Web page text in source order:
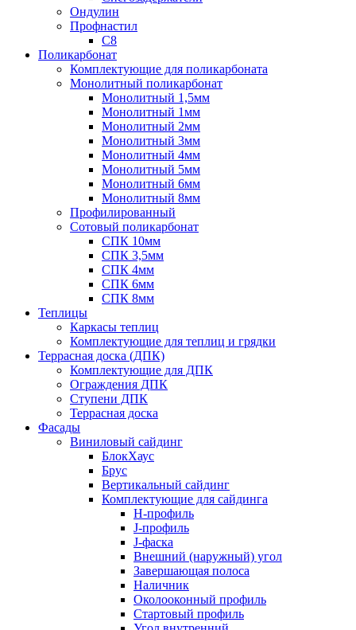
Ондулин
Профнастил
С8
Поликарбонат
Комплектующие для поликарбоната
Монолитный поликарбонат
Монолитный 1,5мм
Монолитный 1мм
Монолитный 2мм
Монолитный 3мм
Монолитный 4мм
Монолитный 5мм
Монолитный 6мм
Монолитный 8мм
Профилированный
Сотовый поликарбонат
СПК 10мм
СПК 3,5мм
СПК 4мм
СПК 6мм
СПК 8мм
Теплицы
Каркасы теплиц
Комплектующие для теплиц и грядки
Террасная доска (ДПК)
Комплектующие для ДПК
Ограждения ДПК
Ступени ДПК
Террасная доска
Фасады
Виниловый сайдинг
БлокХаус
Брус
Вертикальный сайдинг
Комплектующие для сайдинга
H-профиль
J-профиль
J-фаска
Внешний (наружный) угол
Завершающая полоса
Наличник
Околооконный профиль
Стартовый профиль